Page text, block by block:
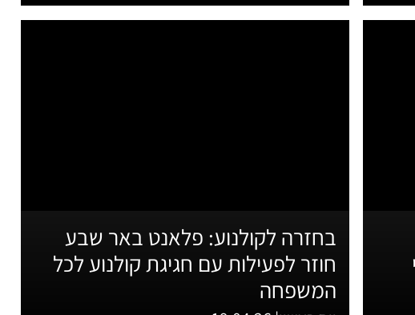
בחזרה לקולנוע: פלאנט באר שבע
חוזר לפעילות עם חגיגת קולנוע לכל
המשפחה